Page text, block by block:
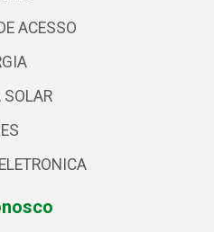
ACESSO
SOLAR